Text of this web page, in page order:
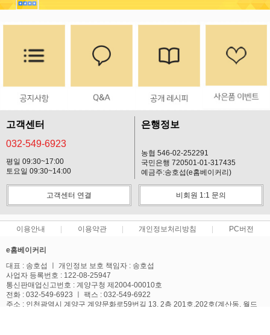
고객센터
032-549-6923
평일 09:30~17:00
토요일 09:30~14:00
은행정보
농협 546-02-252291
국민은행 720501-01-317435
예금주:송호섭(e홈베이커리)
고객센터 연결 비회원 1:1 문의
이용안내 이용약관 개인정보처리방침 PC버전
e홈베이커리
대표 : 송호섭 ㅣ 개인정보 보호 책임자 : 송호섭
사업자 등록번호 : 122-08-25947
통신판매업신고번호 : 계양구청 제2004-00010호
전화 : 032-549-6923 ㅣ 팩스 : 032-549-6922
주소 : 인천광역시 계양구 계양문화로59번길 13, 2층 201호,202호(계산동, 월드